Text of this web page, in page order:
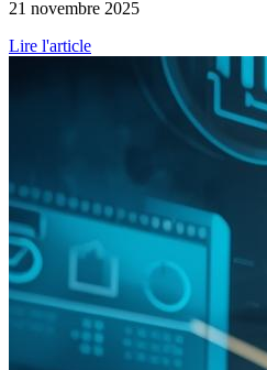
21 novembre 2025
Lire l'article